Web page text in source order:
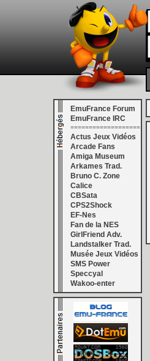
EmuFrance Forum
EmuFrance IRC
===================
Actus Jeux Vidéos
Arcade Fans
Amiga Museum
Arkames Trad.
Bruno C. Zone
Calice
CBSata
CPS2Shock
EF-Nes
Fan de la NES
GirlFriend Adv.
Landstalker Trad.
Musée Jeux Vidéos
SMS Power
Speccyal
Wakoo-enter